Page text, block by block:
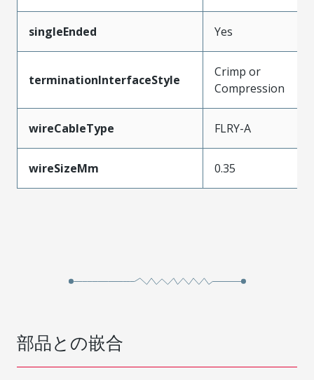
singleEnded Yes
terminationInterfaceStyle
Crimp or
Compression
wireCableType FLRY-A
wireSizeMm 0.35
部品との嵌合